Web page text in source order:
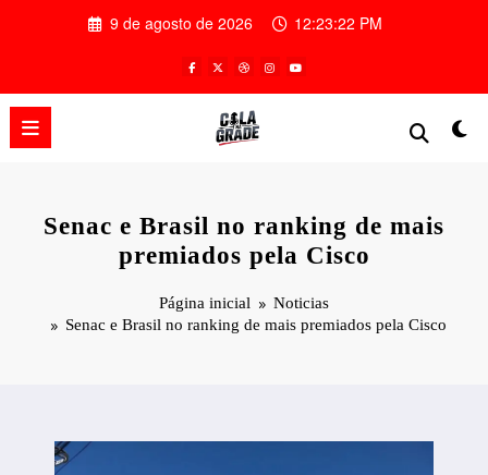
9 de agosto de 2026 12:23:23 PM
Senac e Brasil no ranking de mais
premiados pela Cisco
Página inicial
Noticias
Senac e Brasil no ranking de mais premiados pela Cisco